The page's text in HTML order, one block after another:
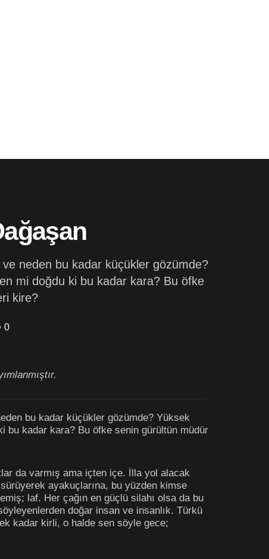
neden bu kadar küçükler gözümde?
mi doğdu ki bu kadar kara? Bu öfke
kire?
0
bu kadar küçükler gözümde? Yüksek
bu kadar kara? Bu öfke senin gürültün müdür
da varmış ama içten içe. İlla yol alacak
ayakuçlarına, bu yüzden kimse
laf. Her çağın en güçlü silahı olsa da bu
doğar insan ve insanlık. Türkü
kadar kirli, o halde sen söyle gece;